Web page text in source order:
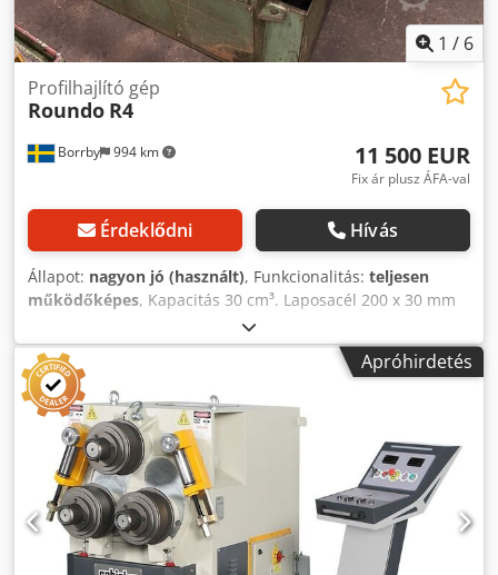
1 / 6
Borrby 994 km
Profilhajlító gép
Roundo R4
11 500 EUR
Fix ár plusz ÁFA-val
Érdeklődni Hívás
Állapot: nagyon jó (használt), Funkcionalitás: teljesen
működőképes, Kapacitás 30 cm³. Laposacél 200 x 30 mm
(800 mm átmérő), álló laposacél 100 x 18 mm (800 mm
átmérő) Dwsdpfozhmbujx Aiuoa
Apróhirdetés